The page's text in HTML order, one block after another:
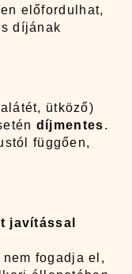
előfordulhat,
díjának
ütköző)
díjmentes.
függően,
javítással
fogadja el,